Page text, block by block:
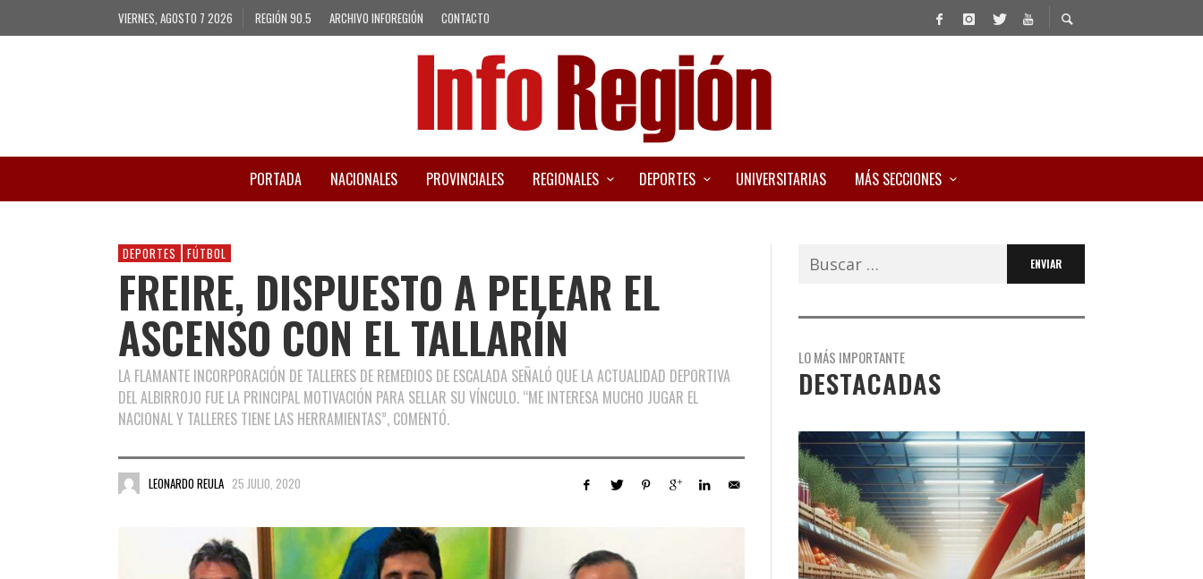
VIERNES, AGOSTO 7 2026 REGIÓN 90.5 ARCHIVO INFOREGIÓN CONTACTO
PORTADA NACIONALES PROVINCIALES REGIONALES DEPORTES UNIVERSITARIAS MÁS SECCIONES
DEPORTES FÚTBOL
FREIRE, DISPUESTO A PELEAR EL
ASCENSO CON EL TALLARÍN
LA FLAMANTE INCORPORACIÓN DE TALLERES DE REMEDIOS DE ESCALADA SEÑALÓ QUE LA ACTUALIDAD DEPORTIVA
DEL ALBIRROJO FUE LA PRINCIPAL MOTIVACIÓN PARA SELLAR SU VÍNCULO. “ME INTERESA MUCHO JUGAR EL
NACIONAL Y TALLERES TIENE LAS HERRAMIENTAS”, COMENTÓ.
LEONARDO REULA 25 JULIO, 2020
Buscar:
LO MÁS IMPORTANTE
DESTACADAS